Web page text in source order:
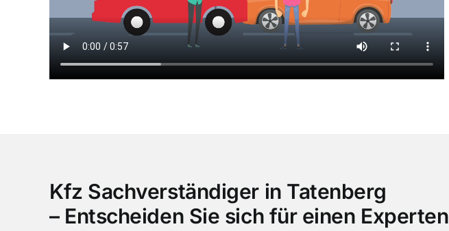
Kfz Sachverständiger in Tatenberg
– Entscheiden Sie sich für einen Experten